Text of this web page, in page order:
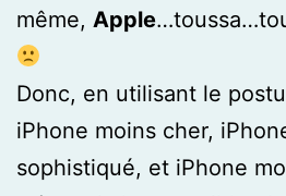
même, Apple
Donc, en utilisant le
iPhone moins cher,
sophistiqué, et iPhone